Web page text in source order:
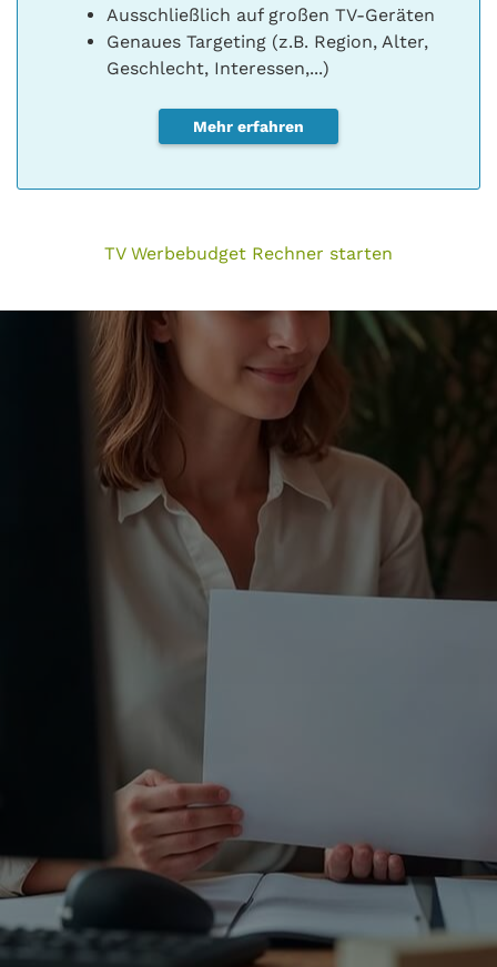
Ausschließlich auf großen TV-Geräten
Genaues Targeting (z.B. Region, Alter,
Geschlecht, Interessen,...)
Mehr erfahren
TV Werbebudget Rechner starten